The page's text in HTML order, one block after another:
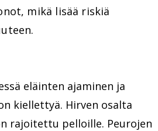
mikä lisää riskiä
eläinten ajaminen ja
kiellettyä. Hirven osalta
rajoitettu pelloille. Peurojen